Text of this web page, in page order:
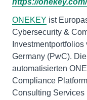
https://
ONEKEY ist
Cybersecurity &
Germany (PwC).
automatisierten
Compliance
Consulting Services